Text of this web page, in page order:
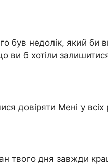
був недолік, який
б хотіли
довіряти Мені у
твого дня завжди